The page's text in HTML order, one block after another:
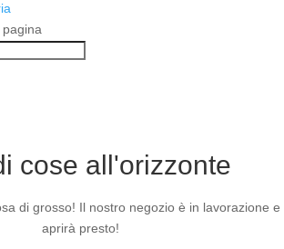
cose all'orizzonte
di grosso! Il nostro negozio è in lavorazione e
aprirà presto!